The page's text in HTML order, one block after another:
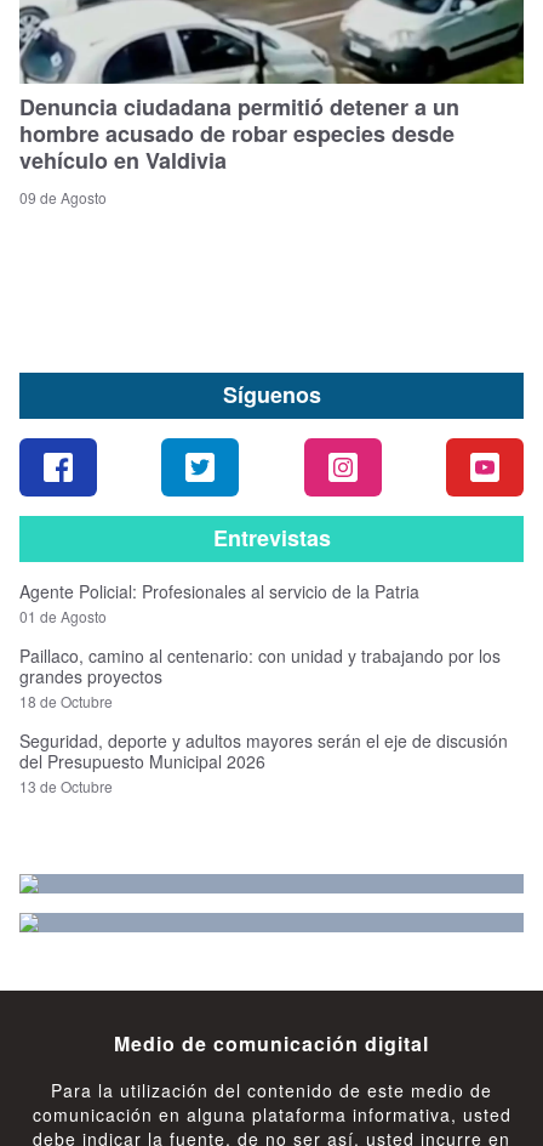
Denuncia ciudadana permitió detener a un
hombre acusado de robar especies desde
vehículo en Valdivia
09 de Agosto
Síguenos
Entrevistas
Agente Policial: Profesionales al servicio de la Patria
01 de Agosto
Paillaco, camino al centenario: con unidad y trabajando por los
grandes proyectos
18 de Octubre
Seguridad, deporte y adultos mayores serán el eje de discusión
del Presupuesto Municipal 2026
13 de Octubre
Medio de comunicación digital
Para la utilización del contenido de este medio de
comunicación en alguna plataforma informativa, usted
debe indicar la fuente, de no ser así, usted incurre en